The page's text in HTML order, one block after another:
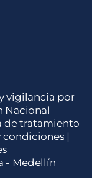
vigilancia por
Nacional
de tratamiento
condiciones |
- Medellín